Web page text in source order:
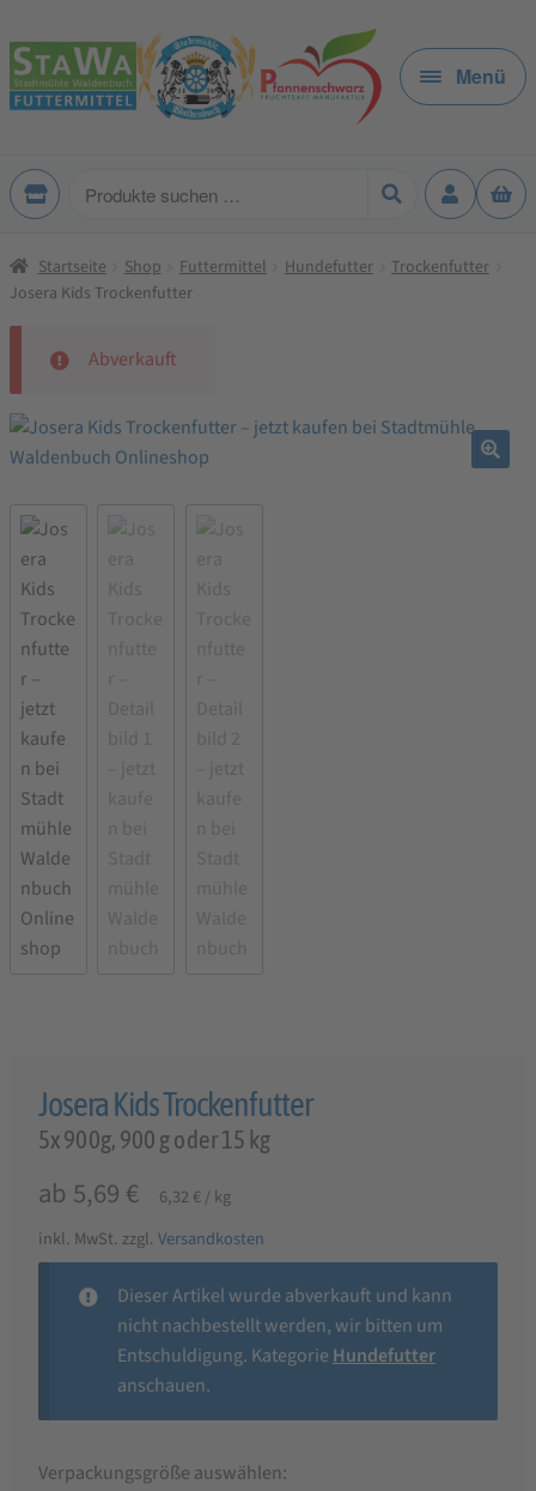
Zur
Navigation
springen
Zum
Inhalt
springen
Menü
Produkte
Startseite Shop Futtermittel Hundefutter
Trockenfutter
Josera Kids Trockenfutter
Abverkauft
Josera Kids Trockenfutter
5x 900g, 900 g oder 15 kg
ab 5,69 € 6,32 €/kg
inkl. MwSt. zzgl. Versandkosten
Dieser Artikel wurde abverkauft und kann
nicht nachbestellt werden, wir bitten um
Entschuldigung. Kategorie Hundefutter
anschauen.
Verpackungsgröße auswählen: